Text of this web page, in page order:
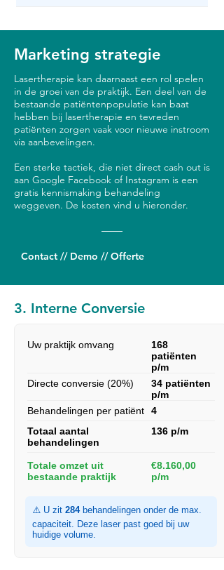
Marketing strategie
Lasertherapie kan daarnaast een rol spelen
in de groei van de praktijk. Een deel van de
bestaande patiëntenpopulatie kan baat
hebben bij lasertherapie en tevreden
patiënten zorgen vaak voor nieuwe instroom
via aanbevelingen.
Een sterke tactiek, die niet direct cash out is
aan Google Facebook of Instagram is een
gratis kennismaking behandeling
weggeven. De kosten vind u hieronder.
Contact // Demo // Offerte
3. Interne Conversie
Uw praktijk omvang
168
patiënten
p/m
Directe conversie (20%)
34 patiënten
p/m
Behandelingen per patiënt
4
Totaal aantal
behandelingen
136 p/m
Totale omzet uit
bestaande praktijk
€8.160,00
p/m
⚠️ U zit 284behandelingen onder de max.
capaciteit. Deze laser past goed bij uw
huidige volume.